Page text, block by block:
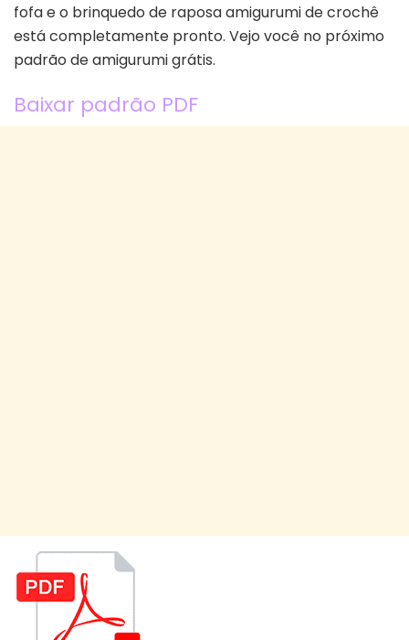
fofa e o brinquedo de raposa amigurumi de crochê
está completamente pronto. Vejo você no próximo
padrão de amigurumi grátis.
Baixar padrão PDF